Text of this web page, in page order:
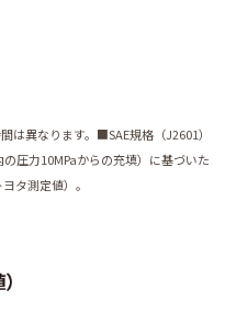
は異なります。■SAE規格（J2601）
圧力10MPaからの充填）に基づいた
タ測定値）。